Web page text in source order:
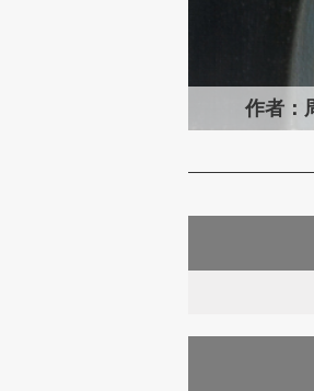
作者：